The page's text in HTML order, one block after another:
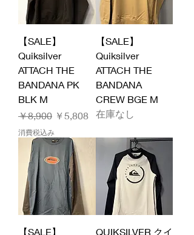
【SALE】
Quiksilver
ATTACH THE
BANDANA PK
BLK M
通常価格
￥8,900 セール価格
￥5,808
消費税込み
【SALE】
Quiksilver
ATTACH THE
BANDANA
CREW BGE M
在庫なし
【SALE】
QUIKSILVER クイ